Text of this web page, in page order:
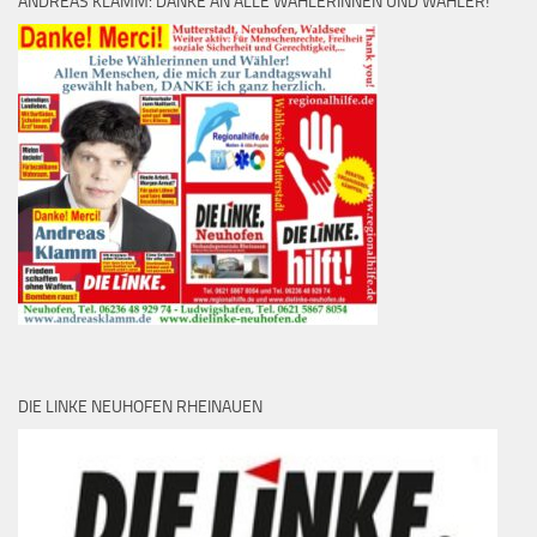
DIE LINKE NEUHOFEN RHEINAUEN